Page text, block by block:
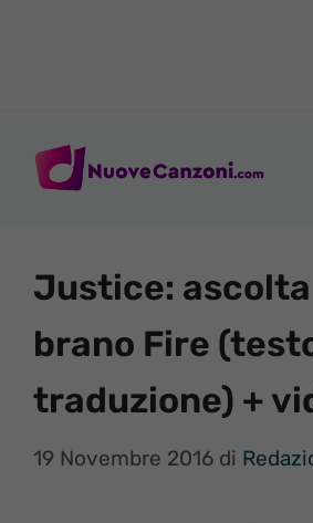
Justice:
brano Fire
traduzione) +
19 Novembre 2016 di